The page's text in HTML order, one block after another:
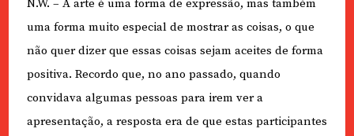
N.W. – A arte é uma forma de expressão, mas também
uma forma muito especial de mostrar as coisas, o que
não quer dizer que essas coisas sejam aceites de forma
positiva. Recordo que, no ano passado, quando
convidava algumas pessoas para irem ver a
apresentação, a resposta era de que estas participantes